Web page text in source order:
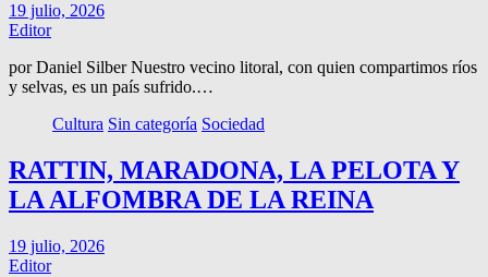
19 julio, 2026
Editor
por Daniel Silber Nuestro vecino litoral, con quien compartimos ríos
y selvas, es un país sufrido.…
Cultura Sin categoría Sociedad
RATTIN, MARADONA, LA PELOTA Y
LA ALFOMBRA DE LA REINA
19 julio, 2026
Editor